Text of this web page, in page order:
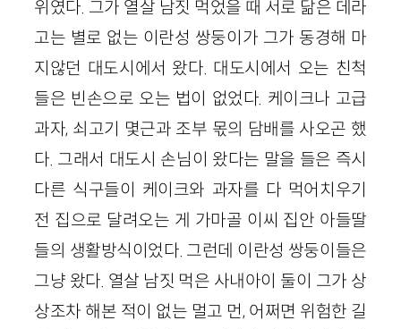
위였다. 그가 열살 남짓 먹었을 때 서로 닮은 데라
고는 별로 없는 이란성 쌍둥이가 그가 동경해 마
지않던 대도시에서 왔다. 대도시에서 오는 친척
들은 빈손으로 오는 법이 없었다. 케이크나 고급
과자, 쇠고기 몇근과 조부 몫의 담배를 사오곤 했
다. 그래서 대도시 손님이 왔다는 말을 들은 즉시
다른 식구들이 케이크와 과자를 다 먹어치우기
전 집으로 달려오는 게 가마골 이씨 집안 아들딸
들의 생활방식이었다. 그런데 이란성 쌍둥이들은
그냥 왔다. 열살 남짓 먹은 사내아이 둘이 그가 상
상조차 해본 적이 없는 멀고 먼, 어쩌면 위험한 길